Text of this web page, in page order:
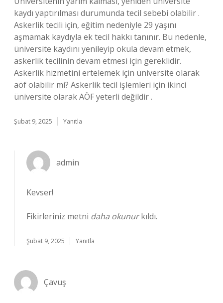
kaydı yaptırılması durumunda tecil sebebi olabilir .
Askerlik tecili için, eğitim nedeniyle 29 yaşını
aşmamak kaydıyla ek tecil hakkı tanınır. Bu nedenle,
üniversite kaydını yenileyip okula devam etmek,
askerlik tecilinin devam etmesi için gereklidir.
Askerlik hizmetini ertelemek için üniversite olarak
aöf olabilir mi? Askerlik tecil işlemleri için ikinci
üniversite olarak AÖF yeterli değildir .
Şubat 9, 2025 Yanıtla
admin
Kevser!
Fikirleriniz metni daha okunurkıldı.
Şubat 9, 2025 Yanıtla
Çavuş